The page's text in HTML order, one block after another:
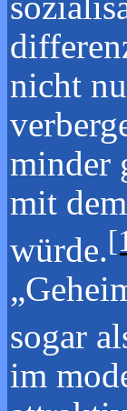
nicht
minder
mit
würde.
sogar
im